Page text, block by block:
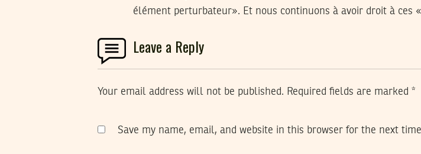
élément perturbateur». Et nous continuons à avoir droit à ces
Leave a Reply
Your email address will not be published. Required fields are marked*
Save my name, email, and website in this browser for the next